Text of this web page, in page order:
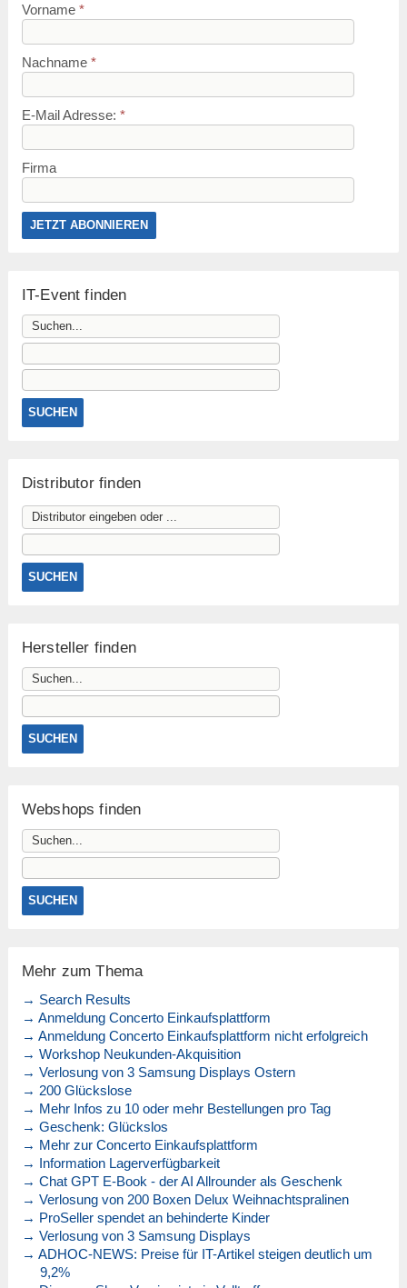
Vorname *
Nachname *
E-Mail Adresse: *
Firma
IT-Event finden
Distributor finden
Hersteller finden
Webshops finden
Mehr zum Thema
→ Search Results
→ Anmeldung Concerto Einkaufsplattform
→ Anmeldung Concerto Einkaufsplattform nicht erfolgreich
→ Workshop Neukunden-Akquisition
→ Verlosung von 3 Samsung Displays Ostern
→ 200 Glückslose
→ Mehr Infos zu 10 oder mehr Bestellungen pro Tag
→ Geschenk: Glückslos
→ Mehr zur Concerto Einkaufsplattform
→ Information Lagerverfügbarkeit
→ Chat GPT E-Book - der AI Allrounder als Geschenk
→ Verlosung von 200 Boxen Delux Weihnachtspralinen
→ ProSeller spendet an behinderte Kinder
→ Verlosung von 3 Samsung Displays
→ ADHOC-NEWS: Preise für IT-Artikel steigen deutlich um
9,2%